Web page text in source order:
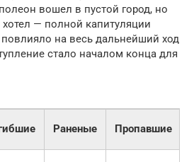
вошел в пустой город, но
хотел — полной капитуляции
на весь дальнейший ход
стало началом конца для
Раненые Пропавшие